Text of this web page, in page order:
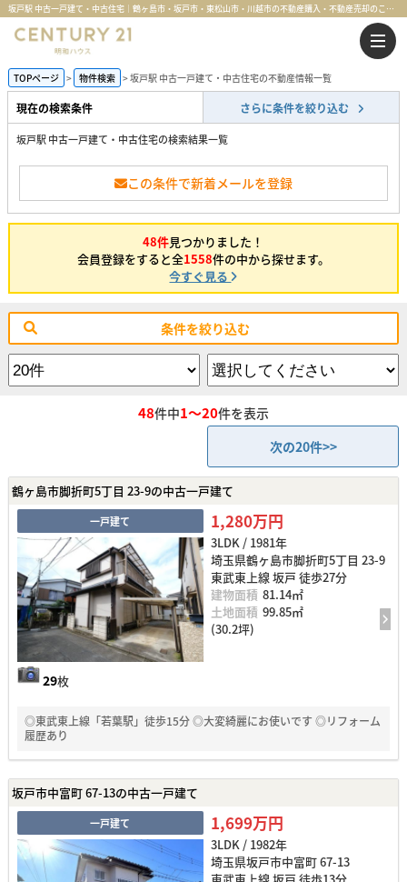
坂戸駅 中古一戸建て・中古住宅｜鶴ヶ島市・坂戸市・東松山市・川越市の不動産購入・不動産売却のことならセンチュリー21明和ハウス
TOPページ 物件検索 坂戸駅 中古一戸建て・中古住宅の不動産情報一覧
現在の検索条件 さらに条件を絞り込む
坂戸駅 中古一戸建て・中古住宅の検索結果一覧
この条件で新着メールを登録
48件見つかりました！
会員登録をすると全1558件の中から探せます。
今すぐ見る
条件を絞り込む
48件中1～20件を表示
次の20件>>
鶴ヶ島市脚折町5丁目 23-9の中古一戸建て
一戸建て
29枚
1,280万円
3LDK / 1981年
埼玉県鶴ヶ島市脚折町5丁目 23-9
東武東上線 坂戸 徒歩27分
建物面積 81.14㎡
土地面積 99.85㎡
(30.2坪)
◎東武東上線「若葉駅」徒歩15分 ◎大変綺麗にお使いです ◎リフォーム
履歴あり
坂戸市中富町 67-13の中古一戸建て
一戸建て 1,699万円
3LDK / 1982年
埼玉県坂戸市中富町 67-13
東武東上線 坂戸 徒歩13分